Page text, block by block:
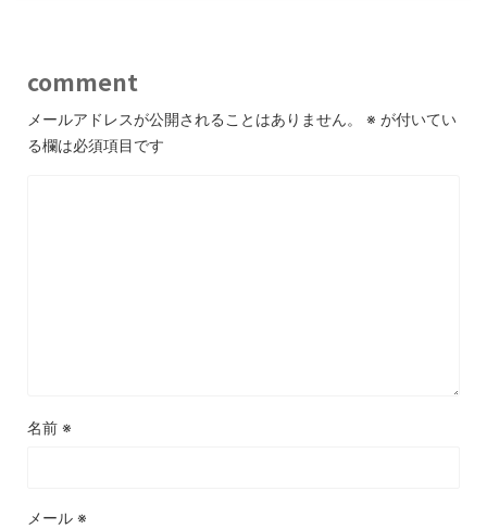
comment
メールアドレスが公開されることはありません。 ※ が付いてい
る欄は必須項目です
名前 ※
メール ※